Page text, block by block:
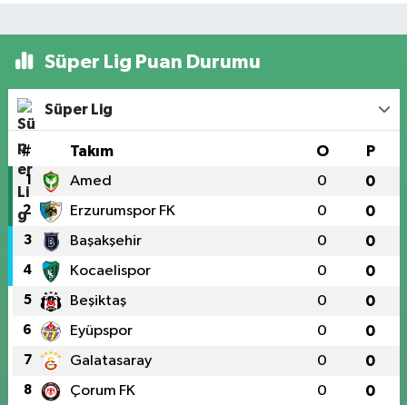
Süper Lig Puan Durumu
Süper Lig
# Takım O P
1 Amed 0 0
2 Erzurumspor FK 0 0
3 Başakşehir 0 0
4 Kocaelispor 0 0
5 Beşiktaş 0 0
6 Eyüpspor 0 0
7 Galatasaray 0 0
8 Çorum FK 0 0